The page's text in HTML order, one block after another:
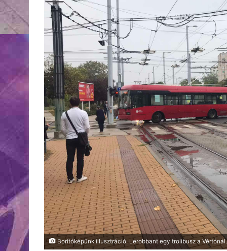
Borítóképünk illusztráció. Lerobbant egy trolibusz a